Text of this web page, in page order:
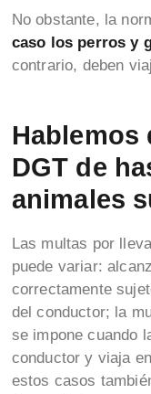
No obstante, la
caso los perros y
contrario, deben
Hablemos
DGT de
animales
Las multas por
puede variar:
correctamente
del conductor; la
se impone cuando
conductor y viaja
estos casos